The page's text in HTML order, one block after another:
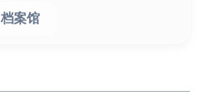
档案馆